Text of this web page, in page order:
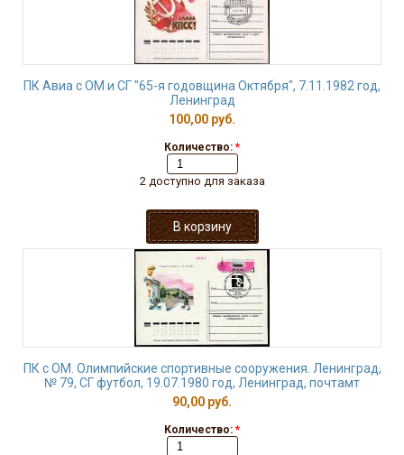
ПК Авиа с ОМ и СГ "65-я годовщина Октября", 7.11.1982 год,
Ленинград
100,00 руб.
Количество: *
2 доступно для заказа
ПК с ОМ. Олимпийские спортивные сооружения. Ленинград,
№ 79, СГ футбол, 19.07.1980 год, Ленинград, почтамт
90,00 руб.
Количество: *